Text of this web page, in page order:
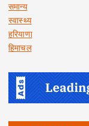
समान्य
स्वास्थ्य
हरियाणा
हिमाचल